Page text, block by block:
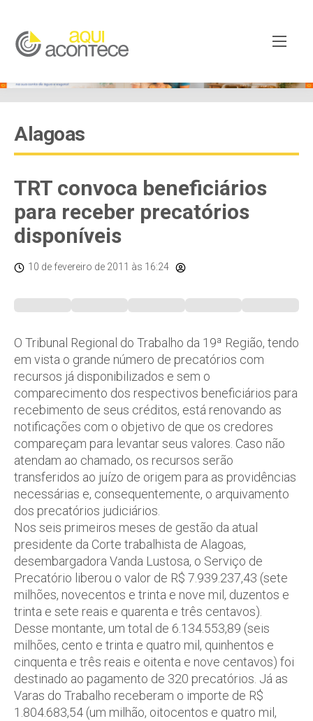
Alagoas
TRT convoca beneficiários
para receber precatórios
disponíveis
10 de fevereiro de 2011 às 16:24
O Tribunal Regional do Trabalho da 19ª Região, tendo
em vista o grande número de precatórios com
recursos já disponibilizados e sem o
comparecimento dos respectivos beneficiários para
recebimento de seus créditos, está renovando as
notificações com o objetivo de que os credores
compareçam para levantar seus valores. Caso não
atendam ao chamado, os recursos serão
transferidos ao juízo de origem para as providências
necessárias e, consequentemente, o arquivamento
dos precatórios judiciários.
Nos seis primeiros meses de gestão da atual
presidente da Corte trabalhista de Alagoas,
desembargadora Vanda Lustosa, o Serviço de
Precatório liberou o valor de R$ 7.939.237,43 (sete
milhões, novecentos e trinta e nove mil, duzentos e
trinta e sete reais e quarenta e três centavos).
Desse montante, um total de 6.134.553,89 (seis
milhões, cento e trinta e quatro mil, quinhentos e
cinquenta e três reais e oitenta e nove centavos) foi
destinado ao pagamento de 320 precatórios. Já as
Varas do Trabalho receberam o importe de R$
1.804.683,54 (um milhão, oitocentos e quatro mil,